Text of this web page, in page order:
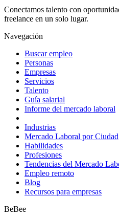
Conectamos talento con
freelance en un solo lugar.
Navegación
Buscar empleo
Personas
Empresas
Servicios
Talento
Guía salarial
Informe del mercado laboral
Industrias
Mercado Laboral por Ciudad
Habilidades
Profesiones
Tendencias del Mercado
Empleo remoto
Blog
Recursos para empresas
BeBee